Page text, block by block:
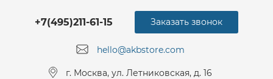
+7(495)211-61-15
hello@akbstore.com
Заказать звонок
г. Москва, ул. Летниковская, д. 16